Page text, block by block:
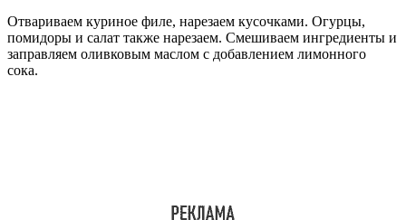
Отвариваем куриное филе, нарезаем кусочками. Огурцы,
помидоры и салат также нарезаем. Смешиваем ингредиенты и
заправляем оливковым маслом с добавлением лимонного
сока.